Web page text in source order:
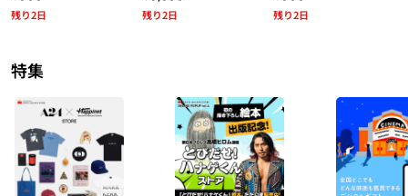
残り2日
シャツ
残り2日
残り2日
特集